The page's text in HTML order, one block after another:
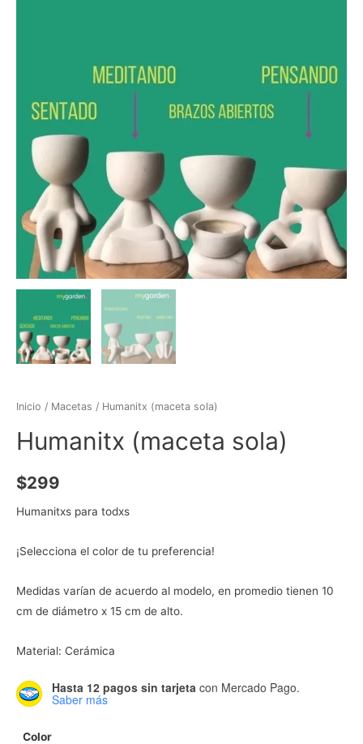
Inicio / Macetas / Humanitx (maceta sola)
Humanitx (maceta sola)
$299
Humanitxs para todxs
¡Selecciona el color de tu preferencia!
Medidas varían de acuerdo al modelo, en promedio tienen 10
cm de diámetro x 15 cm de alto.
Material: Cerámica
Hasta 12 pagos sin tarjeta con Mercado Pago.
Saber más
Color